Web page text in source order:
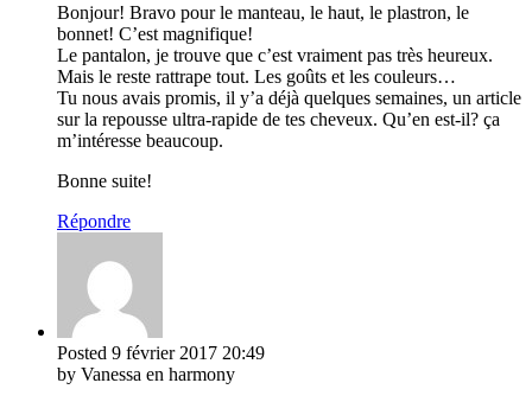
Bonjour! Bravo pour le manteau, le haut, le plastron, le
bonnet! C’est magnifique!
Le pantalon, je trouve que c’est vraiment pas très heureux.
Mais le reste rattrape tout. Les goûts et les couleurs…
Tu nous avais promis, il y’a déjà quelques semaines, un article
sur la repousse ultra-rapide de tes cheveux. Qu’en est-il? ça
m’intéresse beaucoup.
Bonne suite!
Répondre
Posted 9 février 2017 20:49
by Vanessa en harmony